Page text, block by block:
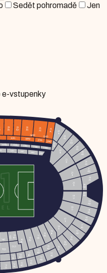
Sedět pohromadě
Jen
e-vstupenky